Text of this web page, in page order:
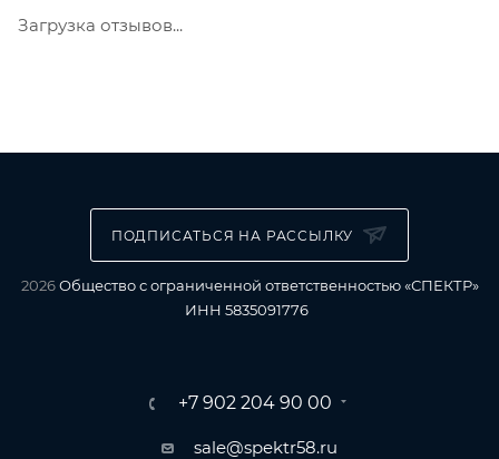
Загрузка отзывов...
ПОДПИСАТЬСЯ НА РАССЫЛКУ
2026Общество с ограниченной ответственностью «СПЕКТР»
ИНН 5835091776
+7 902 204 90 00
sale@spektr58.ru